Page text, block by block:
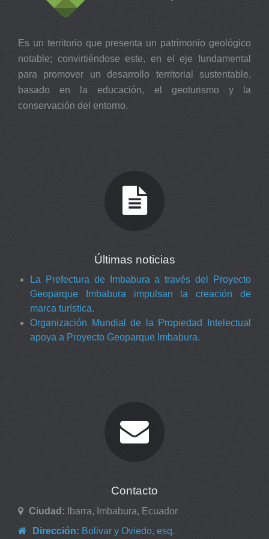
Es un territorio que presenta un patrimonio geológico
notable; convirtiéndose este, en el eje fundamental
para promover un desarrollo territorial sustentable,
basado en la educación, el geoturismo y la
conservación del entorno.
Últimas noticias
La Prefectura de Imbabura a través del Proyecto
Geoparque Imbabura impulsan la creación de
marca turística.
Organización Mundial de la Propiedad Intelectual
apoya a Proyecto Geoparque Imbabura.
Contacto
Ciudad:
Ibarra, Imbabura, Ecuador
Dirección: Bolivar y Oviedo, esq.